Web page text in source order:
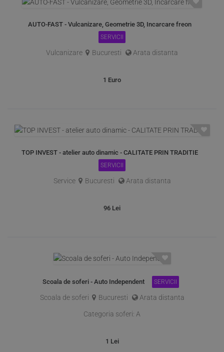
AUTO-FAST - Vulcanizare, Geometrie 3D, Incarcare freon
SERVICII
Vulcanizare Bucuresti Arata distanta
1 Euro
TOP INVEST - atelier auto dinamic - CALITATE PRIN TRADITIE
SERVICII
Service Bucuresti Arata distanta
96 Lei
Scoala de soferi - Auto Independent SERVICII
Scoala de soferi Bucuresti Arata distanta
Categoria soferi: A
1 Lei